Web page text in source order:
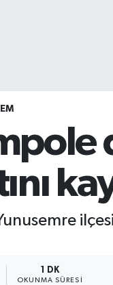
1 DK
OKUNMA SÜRESI